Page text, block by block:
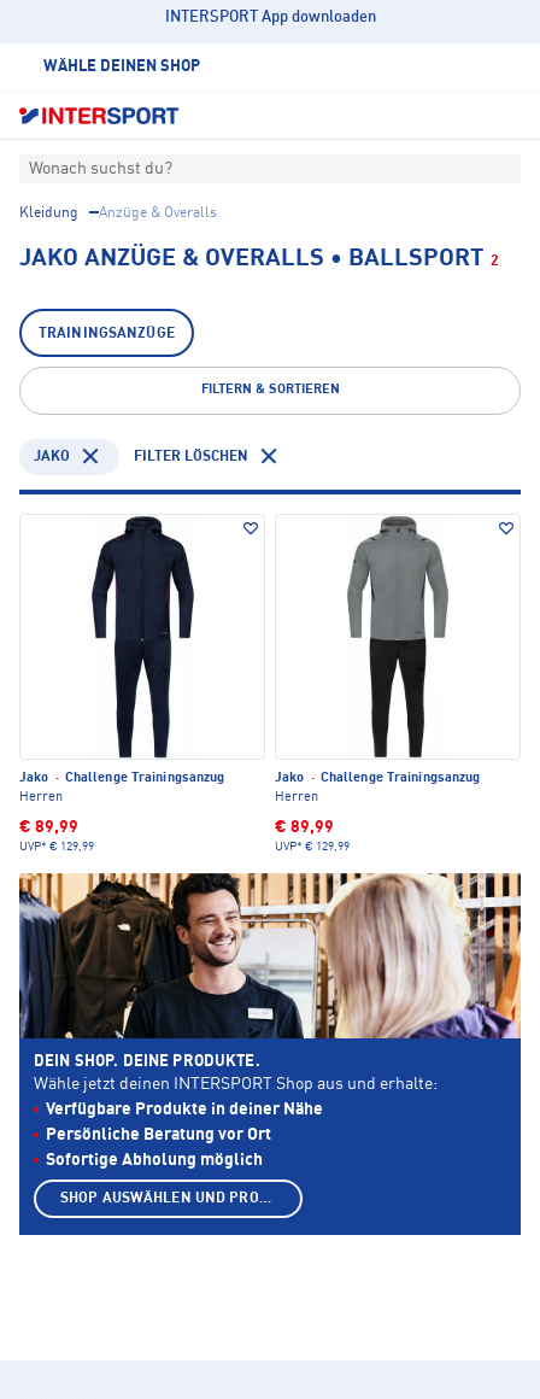
INTERSPORT App downloaden
WÄHLE DEINEN SHOP
Wonach suchst du?
Kleidung Anzüge & Overalls
JAKO ANZÜGE & OVERALLS • BALLSPORT 2
TRAININGSANZÜGE
FILTERN & SORTIEREN
JAKO FILTER LÖSCHEN
Jako · Challenge Trainingsanzug
Herren
€ 89,99
UVP* € 129,99
Jako · Challenge Trainingsanzug
Herren
€ 89,99
UVP* € 129,99
DEIN SHOP. DEINE PRODUKTE.
Wähle jetzt deinen INTERSPORT Shop aus und erhalte:
Verfügbare Produkte in deiner Nähe
Persönliche Beratung vor Ort
Sofortige Abholung möglich
SHOP AUSWÄHLEN UND PRODUKTE ANZEIGEN